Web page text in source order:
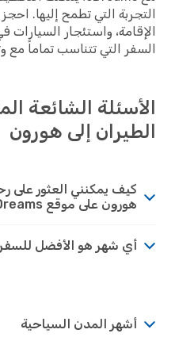
التجربة التي تطمح إليها.
الإقامة، واستئجار السيارات
السفر التي تتناسب تماماً مع
الأسئلة الشائعة
الطيران إلى هورون
كيف يمكنني العثور على
هورون على موقع eDreams؟
أي شهر هو الأفضل
أشهر المدن السياحية